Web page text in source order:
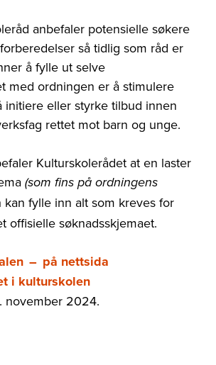
anbefaler potensielle søkere
så tidlig som råd er
å fylle ut selve
med ordningen er å stimulere
initiere eller styrke tilbud innen
rettet mot barn og unge.
Kulturskolerådet at en laster
(som fins på ordningens
kan fylle inn alt som kreves for
offisielle søknadsskjemaet.
– på nettsida
i kulturskolen
november 2024.